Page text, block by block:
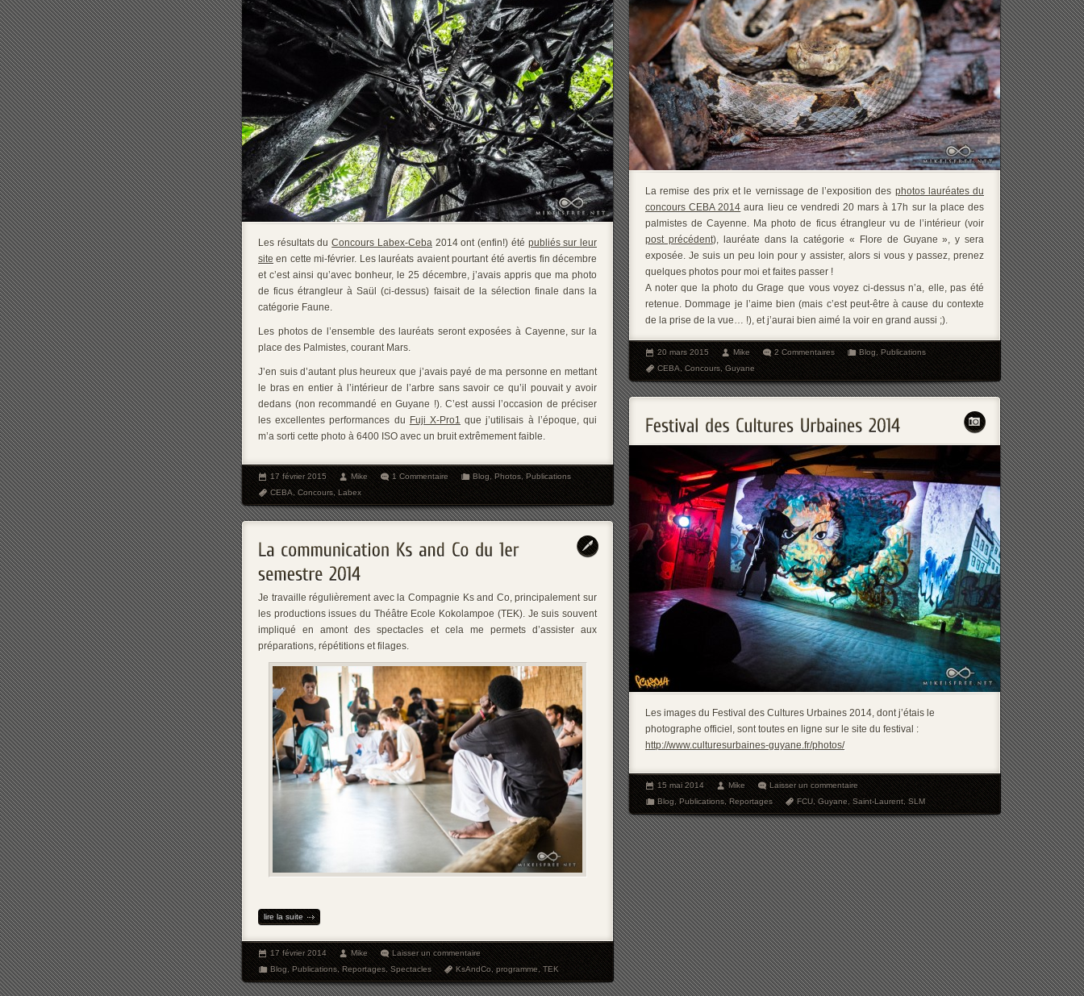
La remise des prix et le vernissage de l’exposition des photos lauréates du
concours CEBA 2014 aura lieu ce vendredi 20 mars à 17h sur la place des
palmistes de Cayenne. Ma photo de ficus étrangleur vu de l’intérieur (voir
post précédent), lauréate dans la catégorie « Flore de Guyane », y sera
exposée. Je suis un peu loin pour y assister, alors si vous y passez, prenez
quelques photos pour moi et faites passer !
A noter que la photo du Grage que vous voyez ci-dessus n’a, elle, pas été
retenue. Dommage je l’aime bien (mais c’est peut-être à cause du contexte
de la prise de la vue… !), et j’aurai bien aimé la voir en grand aussi ;).
20 mars 2015 Mike 2 Commentaires Blog,Publications
CEBA,Concours,Guyane
Les résultats duConcours Labex-Ceba2014 ont (enfin!) été publiés sur leur
site en cette mi-février. Les lauréats avaient pourtant été avertis fin décembre
et c’est ainsi qu’avec bonheur, le 25 décembre, j’avais appris que ma photo
de ficus étrangleur à Saül (ci-dessus) faisait de la sélection finale dans la
catégorie Faune.
Les photos de l’ensemble des lauréats seront exposées à Cayenne, sur la
place des Palmistes, courant Mars.
J’en suis d’autant plus heureux que j’avais payé de ma personne en mettant
le bras en entier à l’intérieur de l’arbre sans savoir ce qu’il pouvait y avoir
dedans (non recommandé en Guyane !). C’est aussi l’occasion de préciser
les excellentes performances du Fuji X-Pro1 que j’utilisais à l’époque, qui
m’a sorti cette photo à 6400 ISO avec un bruit extrêmement faible.
17 février 2015 Mike 1 Commentaire Blog,Photos,Publications
CEBA,Concours,Labex
Les images du Festival des Cultures Urbaines 2014, dont j’étais le
photographe officiel, sont toutes en ligne sur le site du festival :
http://www.culturesurbaines-guyane.fr/photos/
15 mai 2014 Mike
Laisser un commentaire
Blog,Publications,Reportages FCU,Guyane,Saint-Laurent,SLM
Je travaille régulièrement avec la Compagnie Ks and Co, principalement sur
les productions issues du Théâtre Ecole Kokolampoe (TEK). Je suis souvent
impliqué en amont des spectacles et cela me permets d’assister aux
préparations, répétitions et filages.
lire la suite
17 février 2014 Mike
Laisser un commentaire
Blog,Publications,Reportages,Spectacles KsAndCo,programme,TEK